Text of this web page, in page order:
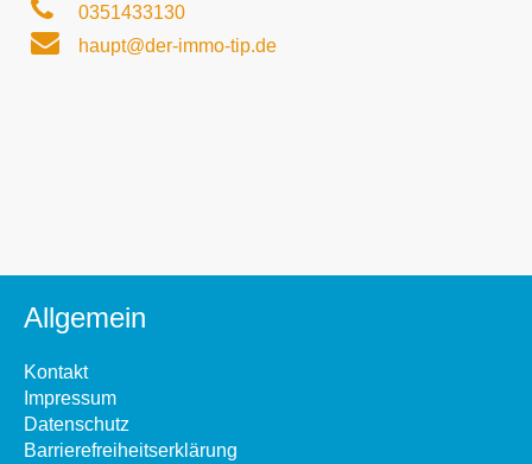
0351433130
haupt@der-immo-tip.de
Allgemein
Kontakt
Impressum
Datenschutz
Barrierefreiheitserklärung